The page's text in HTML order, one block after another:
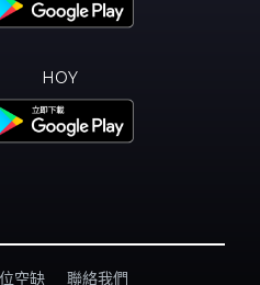
HOY
空缺 聯絡我們